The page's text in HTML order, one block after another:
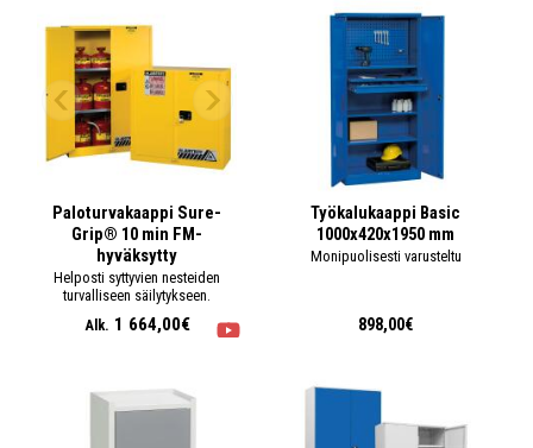
Paloturvakaappi Sure-
Grip® 10 min FM-
hyväksytty
Helposti syttyvien nesteiden
turvalliseen säilytykseen.
Alk. 1 664,00€
Työkalukaappi Basic
1000x420x1950 mm
Monipuolisesti varusteltu
898,00€